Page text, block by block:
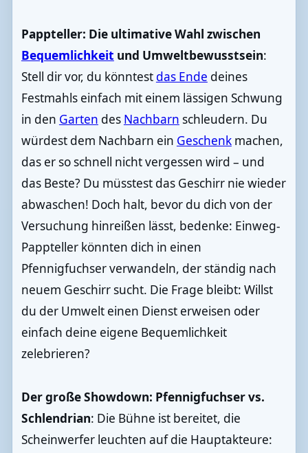
Pappteller: Die ultimative Wahl zwischen
Bequemlichkeit und Umweltbewusstsein:
Stell dir vor, du könntest das Ende deines
Festmahls einfach mit einem lässigen Schwung
in den Garten des Nachbarn schleudern. Du
würdest dem Nachbarn ein Geschenkmachen,
das er so schnell nicht vergessen wird – und
das Beste? Du müsstest das Geschirr nie wieder
abwaschen! Doch halt, bevor du dich von der
Versuchung hinreißen lässt, bedenke: Einweg-
Pappteller könnten dich in einen
Pfennigfuchser verwandeln, der ständig nach
neuem Geschirr sucht. Die Frage bleibt: Willst
du der Umwelt einen Dienst erweisen oder
einfach deine eigene Bequemlichkeit
zelebrieren?
Der große Showdown: Pfennigfuchser vs.
Schlendrian: Die Bühne ist bereitet, die
Scheinwerfer leuchten auf die Hauptakteure: